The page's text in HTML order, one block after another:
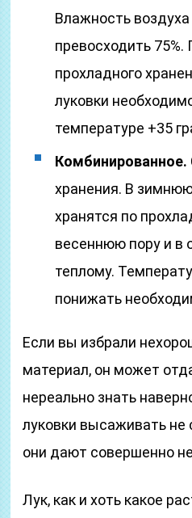
Влажность воздуха
превосходить
прохладного
луковки
температуре +35
Комбинированное.
хранения. В
хранятся по
весеннюю пору и в
теплому.
понижать
Если вы избрали
материал, он может
нереально знать
луковки высаживать не
они дают совершенно
Лук, как и хоть какое